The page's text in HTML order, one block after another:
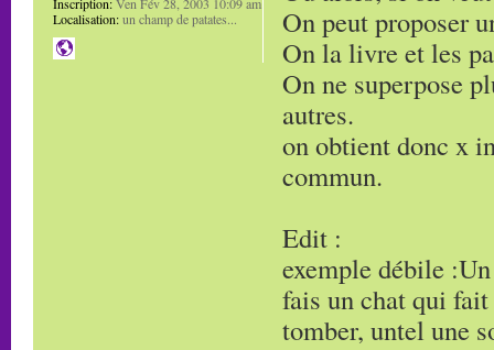
On peut proposer
On la livre et les
On ne superpose
autres.
on obtient donc x
commun.
Edit :
exemple débile
fais un chat qui
tomber, untel une
Localisation:un champ de patates...